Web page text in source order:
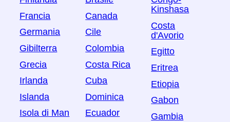
Francia
Germania
Gibilterra
Grecia
Irlanda
Islanda
Isola di Man
Canada
Cile
Colombia
Costa Rica
Cuba
Dominica
Ecuador
Kinshasa
Costa
d'Avorio
Egitto
Eritrea
Etiopia
Gabon
Gambia